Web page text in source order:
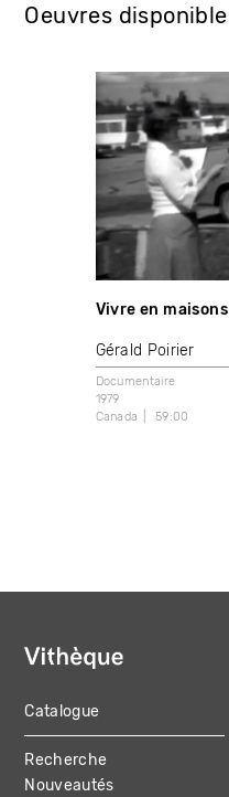
Oeuvres
Vivre en
Gérald Poirier
Documentaire
1979
Canada
59:00
MAIN
NAVIGATION
Catalogue
Recherche
Nouveautés